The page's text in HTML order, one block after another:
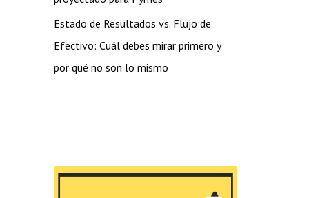
Estado de Resultados vs. Flujo de
Efectivo: Cuál debes mirar primero y
por qué no son lo mismo